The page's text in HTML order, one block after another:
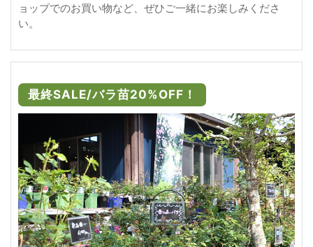
ョップでのお買い物など、ぜひご一緒にお楽しみくださ
い。
最終SALE/バラ苗20%OFF！